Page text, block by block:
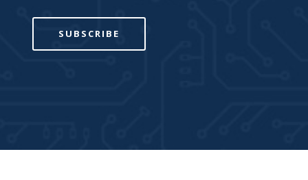
SUBSCRIBE